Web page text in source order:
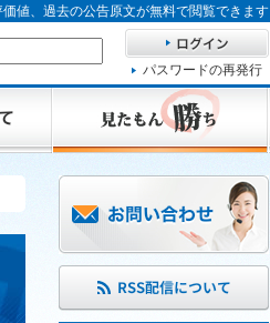
値、過去の公告原文が無料で閲覧できます
パスワードの再発行